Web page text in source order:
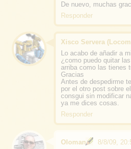
De nuevo, muchas
Responder
Xisco Servera
Lo acabo de añadir a
¿como puedo quitar
arriba como las tienes
Gracias
Antes de despedirme
por el otro post sobre
consgui sin modificar
ya me dices cosas.
Responder
Oloman
8/8/09,